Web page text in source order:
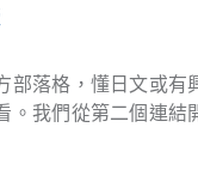
部落格，懂日文或有
。我們從第二個連結